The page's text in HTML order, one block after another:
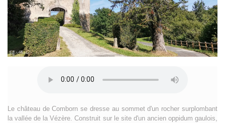
Le château de Comborn se dresse au sommet d'un rocher surplombant
la vallée de la Vézère. Construit sur le site d'un ancien oppidum gaulois,